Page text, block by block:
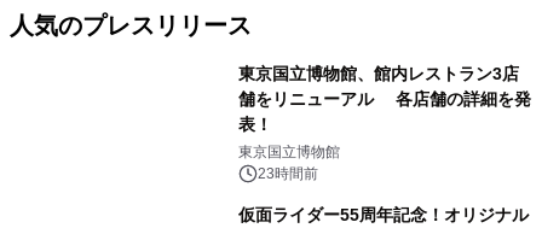
人気のプレスリリース
東京国立博物館、館内レストラン3店
舗をリニューアル 各店舗の詳細を発
表！
東京国立博物館
23時間前
仮面ライダー55周年記念！オリジナル